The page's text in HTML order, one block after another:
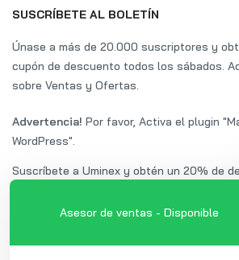
SUSCRÍBETE AL BOLETÍN
Únase a más de 20.000 suscriptores y
cupón de descuento todos los sábados.
sobre Ventas y Ofertas.
Advertencia! Por favor, Activa el plugin
WordPress".
Suscríbete a Uminex y obtén un 20% de
Asesor de ventas - Disponible